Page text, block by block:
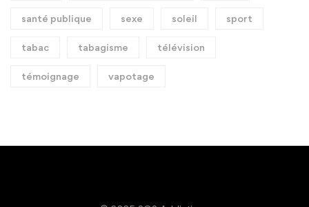
santé publique sexe soleil sport
tabac tabagisme télévision
témoignage vapotage